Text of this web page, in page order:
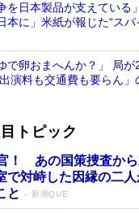
を日本製品が支えている
本に」米紙が報じた“スパ
で卵おまへんか？」 局が
演料も交通費も要らん」
トピック
！ あの国策捜査か
で対峙した因縁の二
と
新潮QUE